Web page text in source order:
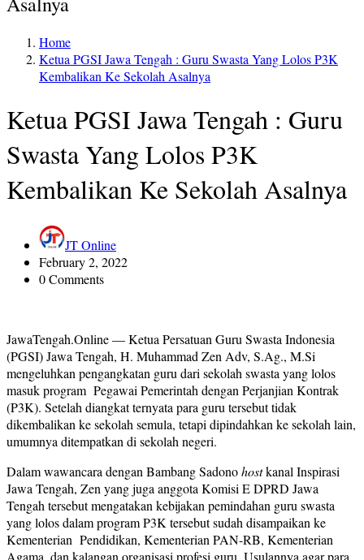
Home
Ketua PGSI Jawa Tengah : Guru Swasta Yang Lolos P3K
Kembalikan Ke Sekolah Asalnya
Ketua PGSI Jawa Tengah : Guru
Swasta Yang Lolos P3K
Kembalikan Ke Sekolah Asalnya
JT Online
February 2, 2022
0 Comments
JawaTengah.Online — Ketua Persatuan Guru Swasta Indonesia
(PGSI) Jawa Tengah, H. Muhammad Zen Adv, S.Ag., M.Si
mengeluhkan pengangkatan guru dari sekolah swasta yang lolos
masuk program Pegawai Pemerintah dengan Perjanjian Kontrak
(P3K). Setelah diangkat ternyata para guru tersebut tidak
dikembalikan ke sekolah semula, tetapi dipindahkan ke sekolah lain,
umumnya ditempatkan di sekolah negeri.
Dalam wawancara dengan Bambang Sadonohostkanal Inspirasi
Jawa Tengah, Zen yang juga anggota Komisi E DPRD Jawa
Tengah tersebut mengatakan kebijakan pemindahan guru swasta
yang lolos dalam program P3K tersebut sudah disampaikan ke
Kementerian Pendidikan, Kementerian PAN-RB, Kementerian
Agama, dan kalangan organisasi profesi guru. Usulannya agar para